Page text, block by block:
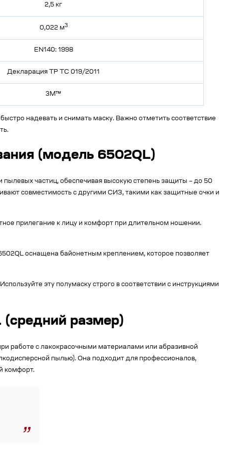
2,5 кг
0,022 м3
EN140: 1998
Декларация ТР ТС 019/2011
3M™
надевать и снимать маску. Важно отметить соответствие
(модель 6502QL)
частиц, обеспечивая высокую степень защиты – до 50
совместимость с другими СИЗ, такими как защитные очки и
прилегание к лицу и комфорт при длительном ношении.
оснащена байонетным креплением, которое позволяет
эту полумаску строго в соответствии с инструкциями
размер)
работе с лакокрасочными материалами или абразивной
пылью). Она подходит для профессионалов,
комфорт.